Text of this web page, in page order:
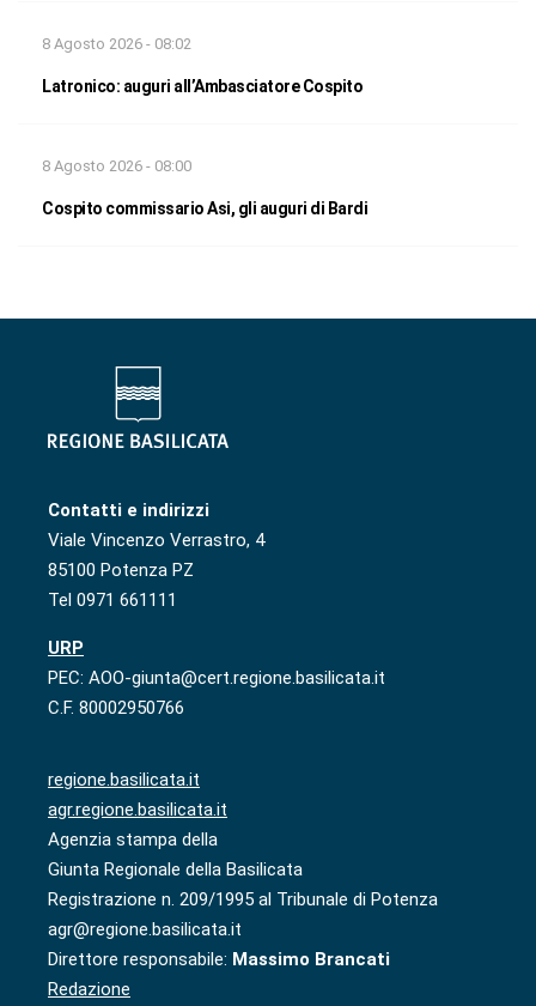
8 Agosto 2026 - 08:02
Latronico: auguri all’Ambasciatore Cospito
8 Agosto 2026 - 08:00
Cospito commissario Asi, gli auguri di Bardi
Contatti e indirizzi
Viale Vincenzo Verrastro, 4
85100 Potenza PZ
Tel 0971 661111
URP
PEC: AOO-giunta@cert.regione.basilicata.it
C.F. 80002950766
regione.basilicata.it
agr.regione.basilicata.it
Agenzia stampa della
Giunta Regionale della Basilicata
Registrazione n. 209/1995 al Tribunale di Potenza
agr@regione.basilicata.it
Direttore responsabile: Massimo Brancati
Redazione